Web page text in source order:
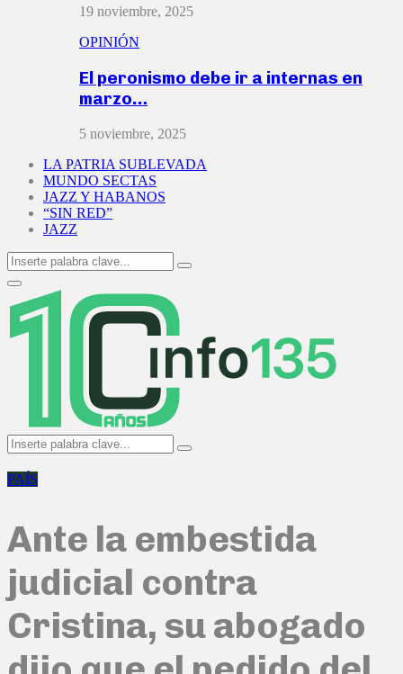
19 noviembre, 2025
OPINIÓN
El peronismo debe ir a internas en
marzo…
5 noviembre, 2025
LA PATRIA SUBLEVADA
MUNDO SECTAS
JAZZ Y HABANOS
“SIN RED”
JAZZ
Search
for:
Search
Primary
Menu
Search
for:
Search
PAÍS
Ante la embestida
judicial contra
Cristina, su abogado